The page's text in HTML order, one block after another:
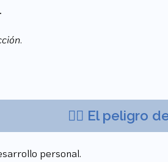
.
🚶‍♂️ El peligro
personal.